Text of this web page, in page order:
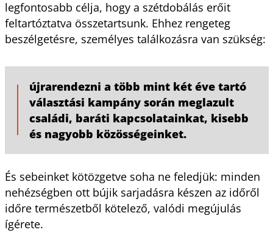
legfontosabb célja, hogy a szétdobálás erőit
feltartóztatva összetartsunk. Ehhez rengeteg
beszélgetésre, személyes találkozásra van szükség:
újrarendezni a több mint két éve tartó
választási kampány során meglazult
családi, baráti kapcsolatainkat, kisebb
és nagyobb közösségeinket.
És sebeinket kötözgetve soha ne feledjük: minden
nehézségben ott bújik sarjadásra készen az időről
időre természetből kötelező, valódi megújulás
ígérete.